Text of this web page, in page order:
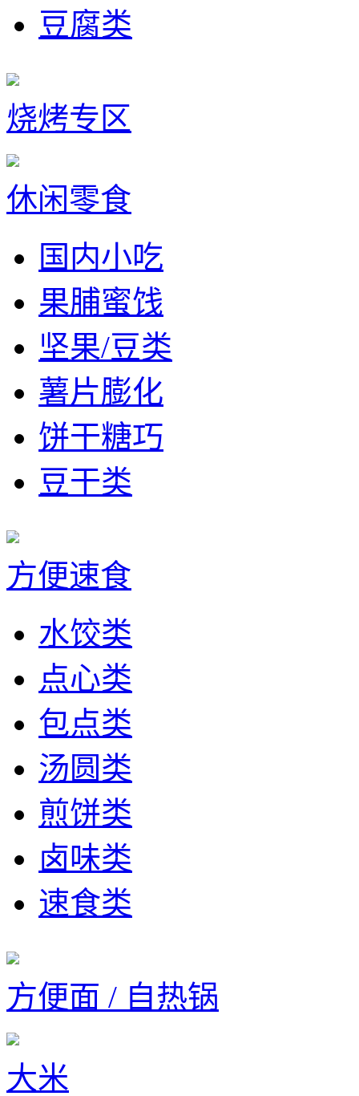
豆腐类
烧烤专区
休闲零食
国内小吃
果脯蜜饯
坚果/豆类
薯片膨化
饼干糖巧
豆干类
方便速食
水饺类
点心类
包点类
汤圆类
煎饼类
卤味类
速食类
方便面 / 自热锅
大米